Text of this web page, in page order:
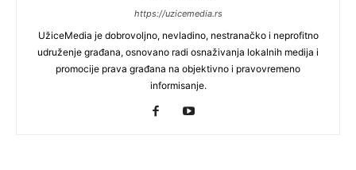
https://uzicemedia.rs
UžiceMedia je dobrovoljno, nevladino, nestranačko i neprofitno
udruženje građana, osnovano radi osnaživanja lokalnih medija i
promocije prava građana na objektivno i pravovremeno
informisanje.